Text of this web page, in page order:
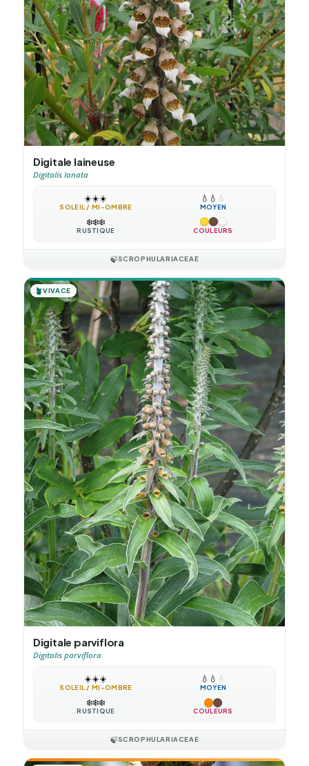
Digitale laineuse
Digitalis lanata
☀️☀️☀️
SOLEIL / MI-OMBRE
💧 💧 💧
MOYEN
❄️❄️❄️
RUSTIQUE COULEURS
🍃SCROPHULARIACEAE
🪴VIVACE
Digitale parviflora
Digitalis parviflora
☀️☀️☀️
SOLEIL / MI-OMBRE
💧 💧 💧
MOYEN
❄️❄️❄️
RUSTIQUE COULEURS
🍃SCROPHULARIACEAE